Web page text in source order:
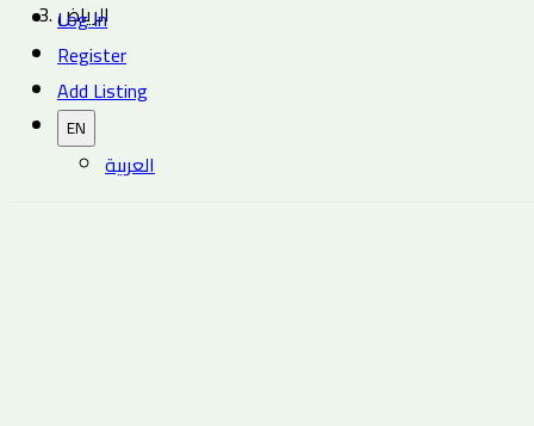
Log In
Register
Add Listing
EN
العربية